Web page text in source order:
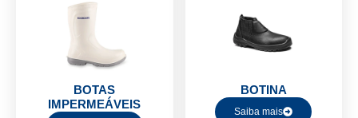
BOTAS
IMPERMEÁVEIS
BOTINA
Saiba mais